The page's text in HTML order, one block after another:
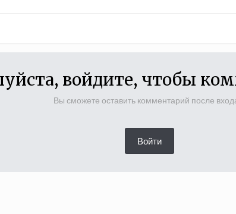
войдите, чтобы
Вы сможете оставить комментарий после
Войти